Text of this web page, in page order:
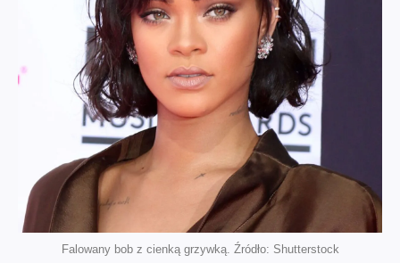
Falowany bob z cienką grzywką. Źródło: Shutterstock